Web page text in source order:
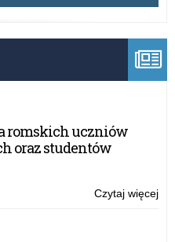
romskich uczniów
oraz studentów
Czytaj więcej